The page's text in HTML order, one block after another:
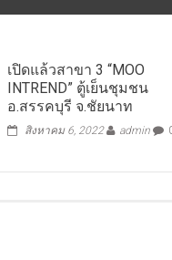
เปิดแล้วสาขา 3 “MOO
INTREND” ตู้เย็นชุมชน
อ.สรรคบุรี จ.ชัยนาท
สิงหาคม 6, 2022 admin